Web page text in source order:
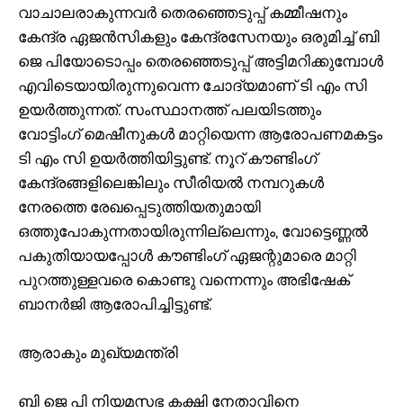
വാചാലരാകുന്നവർ തെരഞ്ഞെടുപ്പ് കമ്മീഷനും
കേന്ദ്ര ഏജൻസികളും കേന്ദ്രസേനയും ഒരുമിച്ച് ബി
ജെ പിയോടൊപ്പം തെരഞ്ഞെടുപ്പ് അട്ടിമറിക്കുമ്പോൾ
എവിടെയായിരുന്നുവെന്ന ചോദ്യമാണ് ടി എം സി
ഉയർത്തുന്നത്. സംസ്ഥാനത്ത് പലയിടത്തും
വോട്ടിംഗ് മെഷീനുകൾ മാറ്റിയെന്ന ആരോപണമകട്ടം
ടി എം സി ഉയർത്തിയിട്ടുണ്ട്. നൂറ് കൗണ്ടിംഗ്
കേന്ദ്രങ്ങളിലെങ്കിലും സീരിയൽ നമ്പറുകൾ
നേരത്തെ രേഖപ്പെടുത്തിയതുമായി
ഒത്തുപോകുന്നതായിരുന്നില്ലെന്നും, വോട്ടെണ്ണൽ
പകുതിയായപ്പോൾ കൗണ്ടിംഗ് ഏജന്റുമാരെ മാറ്റി
പുറത്തുള്ളവരെ കൊണ്ടു വന്നെന്നും അഭിഷേക്
ബാനർജി ആരോപിച്ചിട്ടുണ്ട്.
ആരാകും മുഖ്യമന്ത്രി
ബി ജെ പി നിയമസഭ കക്ഷി നേതാവിനെ